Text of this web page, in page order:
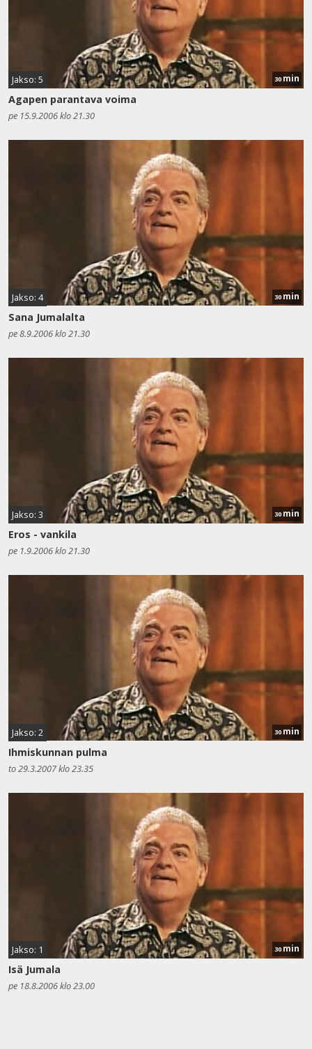
Jakso: 5 30 min
Agapen parantava voima
pe 15.9.2006 klo 21.30
Jakso: 4 30 min
Sana Jumalalta
pe 8.9.2006 klo 21.30
Jakso: 3 30 min
Eros - vankila
pe 1.9.2006 klo 21.30
Jakso: 2 30 min
Ihmiskunnan pulma
to 29.3.2007 klo 23.35
Jakso: 1 30 min
Isä Jumala
pe 18.8.2006 klo 23.00